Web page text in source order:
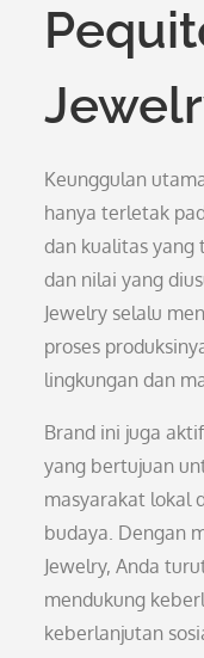
Keunggulan
hanya terletak
dan kualitas yang
dan nilai yang
Jewelry selalu
proses
lingkungan dan
Brand ini juga
yang bertujuan
masyarakat lokal
budaya. Dengan
Jewelry, Anda
mendukung
keberlanjutan